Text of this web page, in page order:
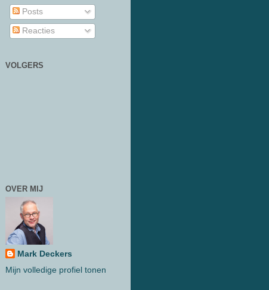
Posts
Reacties
VOLGERS
OVER MIJ
Mark Deckers
Mijn volledige profiel tonen